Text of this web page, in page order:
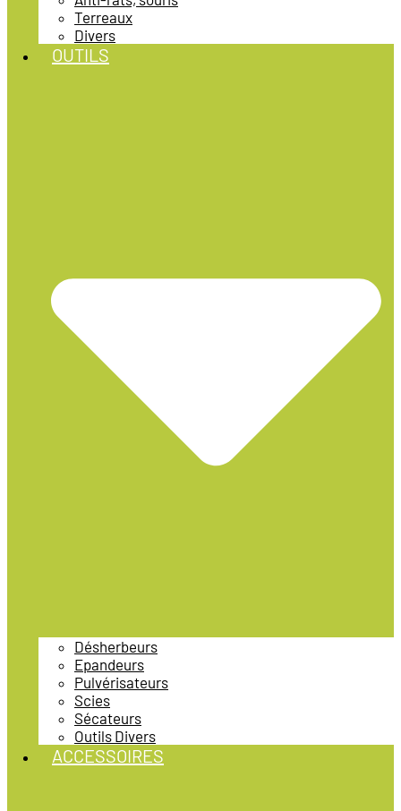
Terreaux
Divers
OUTILS
Désherbeurs
Epandeurs
Pulvérisateurs
Scies
Sécateurs
Outils Divers
ACCESSOIRES